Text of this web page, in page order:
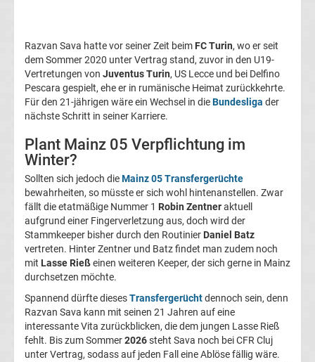
Mainz
05
Alemannia
Aachen
Transfergerüchte
Arminia
Bielefeld
Transfergerüchte
Razvan Sava hatte vor seiner Zeit beim FC Turin, wo er seit
dem Sommer 2020 unter Vertrag stand, zuvor in den U19-
Vertretungen von Juventus Turin, US Lecce und bei Delfino
Pescara gespielt, ehe er in rumänische Heimat zurückkehrte.
Für den 21-jährigen wäre ein Wechsel in dieBundesliga der
nächste Schritt in seiner Karriere.
Plant Mainz 05 Verpflichtung im
Winter?
Sollten sich jedoch dieMainz 05 Transfergerüchte
bewahrheiten, so müsste er sich wohl hintenanstellen. Zwar
fällt die etatmäßige Nummer 1 Robin Zentneraktuell
aufgrund einer Fingerverletzung aus, doch wird der
Stammkeeper bisher durch den Routinier Daniel Batz
vertreten. Hinter Zentner und Batz findet man zudem noch
mit Lasse Rießeinen weiteren Keeper, der sich gerne in Mainz
durchsetzen möchte.
Spannend dürfte diesesTransfergerüchtdennoch sein, denn
Razvan Sava kann mit seinen 21 Jahren auf eine
interessante Vita zurückblicken, die dem jungen Lasse Rieß
fehlt. Bis zum Sommer2026steht Sava noch bei CFR Cluj
unter Vertrag, sodass auf jeden Fall eine Ablöse fällig wäre.